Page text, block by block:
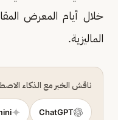
خلال أيام المعرض
الماليزية.
ناقش الخبر مع الذكاء
ChatGPT